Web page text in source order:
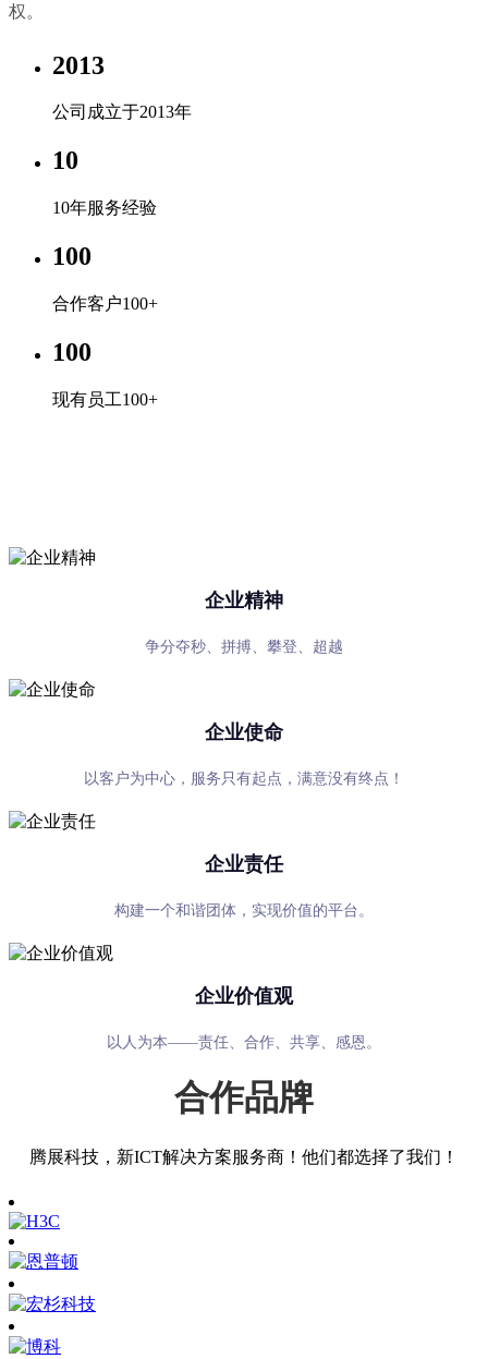
权。
2013
公司成立于2013年
10
10年服务经验
100
合作客户100+
100
现有员工100+
企业精神
争分夺秒、拼搏、攀登、超越
企业使命
以客户为中心，服务只有起点，满意没有终点！
企业责任
构建一个和谐团体，实现价值的平台。
企业价值观
以人为本——责任、合作、共享、感恩。
合作品牌
腾展科技，新ICT解决方案服务商！他们都选择了我们！